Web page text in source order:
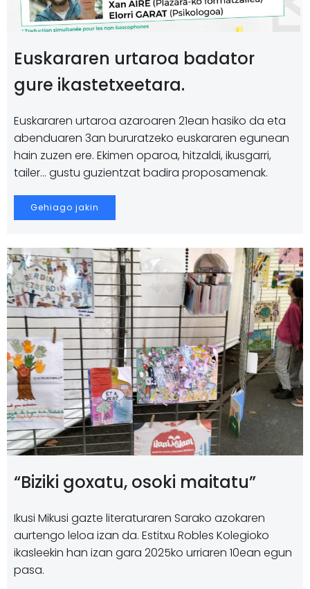
Euskararen urtaroa badator
gure ikastetxeetara.
Euskararen urtaroa azaroaren 21ean hasiko da eta
abenduaren 3an bururatzeko euskararen egunean
hain zuzen ere. Ekimen oparoa, hitzaldi, ikusgarri,
tailer... gustu guzientzat badira proposamenak.
Gehiago jakin
“Biziki goxatu, osoki maitatu”
Ikusi Mikusi gazte literaturaren Sarako azokaren
aurtengo leloa izan da. Estitxu Robles Kolegioko
ikasleekin han izan gara 2025ko urriaren 10ean egun
pasa.